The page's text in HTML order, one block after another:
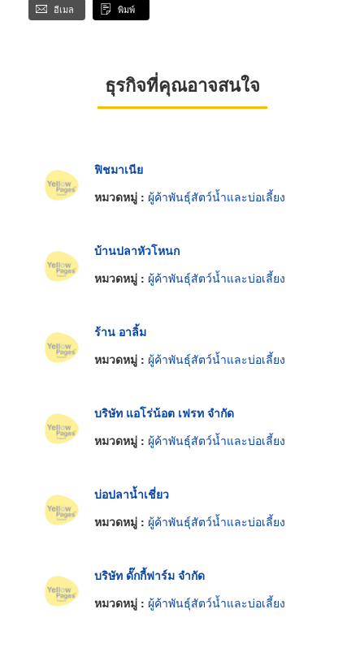
อีเมล พิมพ์
ธุรกิจที่คุณอาจสนใจ
ฟิชมาเนีย
หมวดหมู่ : ผู้ค้าพันธุ์สัตว์น้ำและบ่อเลี้ยง
บ้านปลาหัวโหนก
หมวดหมู่ : ผู้ค้าพันธุ์สัตว์น้ำและบ่อเลี้ยง
ร้าน อาลิ้ม
หมวดหมู่ : ผู้ค้าพันธุ์สัตว์น้ำและบ่อเลี้ยง
บริษัท แอโร่น้อต เฟรท จำกัด
หมวดหมู่ : ผู้ค้าพันธุ์สัตว์น้ำและบ่อเลี้ยง
บ่อปลาน้ำเชี่ยว
หมวดหมู่ : ผู้ค้าพันธุ์สัตว์น้ำและบ่อเลี้ยง
บริษัท ดั๊กกี้ฟาร์ม จำกัด
หมวดหมู่ : ผู้ค้าพันธุ์สัตว์น้ำและบ่อเลี้ยง